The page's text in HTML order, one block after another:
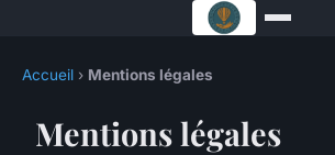
Accueil › Mentions légales
Mentions légales